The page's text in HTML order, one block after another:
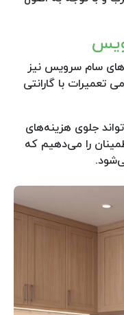
سام سرویس نیز
تعمیرات با گارانتی
جلوی هزینه‌های
را می‌دهیم که